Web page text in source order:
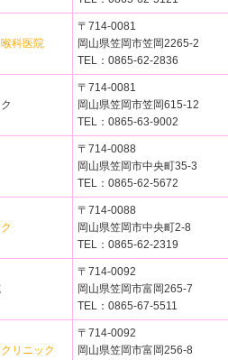
科医院
〒714-0081
岡山県笠岡市笠岡2265-2
TEL：0865-62-2836
〒714-0081
岡山県笠岡市笠岡615-12
TEL：0865-63-9002
〒714-0088
岡山県笠岡市中央町35-3
TEL：0865-62-5672
〒714-0088
岡山県笠岡市中央町2-8
TEL：0865-62-2319
〒714-0092
岡山県笠岡市富岡265-7
TEL：0865-67-5511
リニック
〒714-0092
岡山県笠岡市富岡256-8